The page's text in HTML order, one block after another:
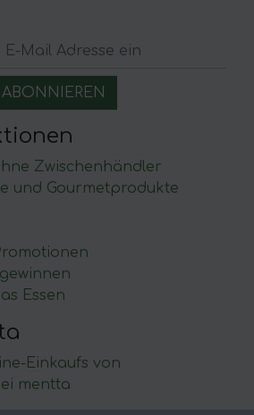
Zwischenhändler
und Gourmetprodukte
Essen
Einkaufs von
mentta